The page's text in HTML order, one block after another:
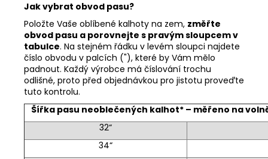
Jak vybrat obvod pasu?
Položte Vaše oblíbené kalhoty na zem, změřte
obvod pasu a porovnejte s pravým sloupcem v
tabulce. Na stejném řádku v levém sloupci najdete
číslo obvodu v palcích ("), které by Vám mělo
padnout. Každý výrobce má číslování trochu
odlišné, proto před objednávkou pro jistotu proveďte
tuto kontrolu.
Šířka pasu neoblečených kalhot* – měřeno na
32“
34“